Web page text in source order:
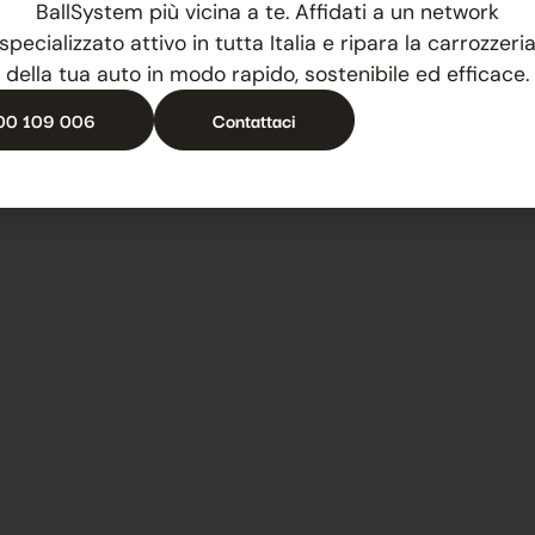
BallSystem più vicina a te. Affidati a un network
specializzato attivo in tutta Italia e ripara la carrozzeria
della tua auto in modo rapido, sostenibile ed efficace.
109 006 Contattaci